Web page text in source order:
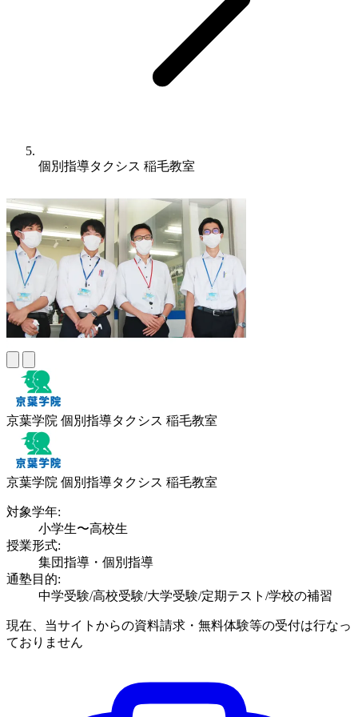
個別指導タクシス 稲毛教室
京葉学院 個別指導タクシス 稲毛教室
京葉学院 個別指導タクシス 稲毛教室
対象学年:
小学生〜高校生
授業形式:
集団指導・個別指導
通塾目的:
中学受験/高校受験/大学受験/定期テスト/学校の補習
現在、当サイトからの資料請求・無料体験等の受付は行なっ
ておりません